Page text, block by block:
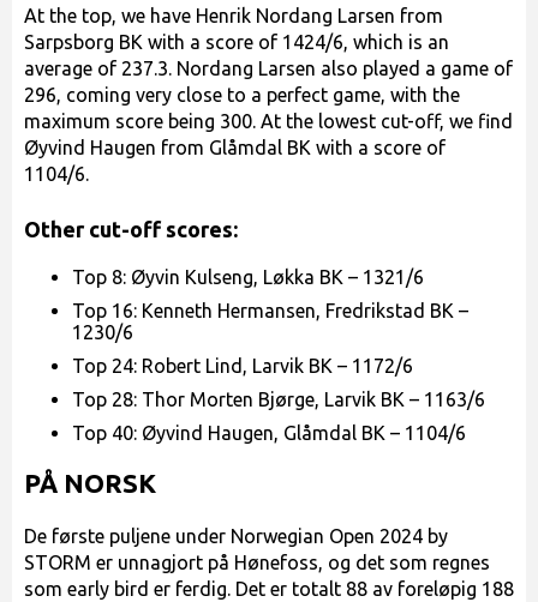
At the top, we have Henrik Nordang Larsen from
Sarpsborg BK with a score of 1424/6, which is an
average of 237.3. Nordang Larsen also played a game of
296, coming very close to a perfect game, with the
maximum score being 300. At the lowest cut-off, we find
Øyvind Haugen from Glåmdal BK with a score of
1104/6.
Other cut-off scores:
Top 8: Øyvin Kulseng, Løkka BK – 1321/6
Top 16: Kenneth Hermansen, Fredrikstad BK –
1230/6
Top 24: Robert Lind, Larvik BK – 1172/6
Top 28: Thor Morten Bjørge, Larvik BK – 1163/6
Top 40: Øyvind Haugen, Glåmdal BK – 1104/6
PÅ NORSK
De første puljene under Norwegian Open 2024 by
STORM er unnagjort på Hønefoss, og det som regnes
som early bird er ferdig. Det er totalt 88 av foreløpig 188